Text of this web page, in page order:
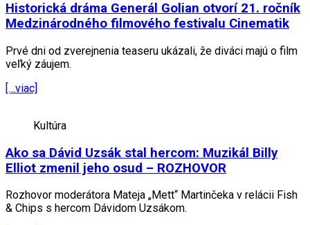
Historická dráma Generál Golian otvorí 21. ročník
Medzinárodného filmového festivalu Cinematik
Prvé dni od zverejnenia teaseru ukázali, že diváci majú o film
veľký záujem.
[…viac]
Kultúra
Ako sa Dávid Uzsák stal hercom: Muzikál Billy
Elliot zmenil jeho osud – ROZHOVOR
Rozhovor moderátora Mateja „Mett“ Martinčeka v relácii Fish
& Chips s hercom Dávidom Uzsákom.